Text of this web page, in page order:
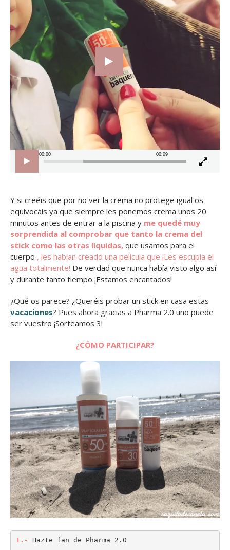
00:00 00:09
Y si creéis que por no ver la crema no protege igual os
equivocáis ya que siempre les ponemos crema unos 20
minutos antes de entrar a la piscina y me quedé muy
sorprendida al comprobar que tanto la crema del
stick como las otras líquidas, que usamos para el
cuerpo , les habían creado una película que ¡Les escupía el
agua totalmente! De verdad que nunca había visto algo así
y durante tanto tiempo ¡Estamos encantados!
¿Qué os parece? ¿Queréis probar un stick en casa estas
vacaciones? Pues ahora gracias a Pharma 2.0 uno puede
ser vuestro ¡Sorteamos 3!
¿CÓMO PARTICIPAR?
1.-